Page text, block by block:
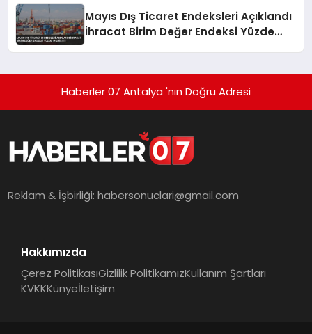
Mayıs Dış Ticaret Endeksleri Açıklandı
İhracat Birim Değer Endeksi Yüzde
Haberler 07 Antalya 'nın Doğru Adresi
Reklam & İşbirliği:habersonuclari@gmail.com
Hakkımızda
Çerez PolitikasıGizlilik PolitikamızKullanım Şartları
KVKKKünyeİletişim